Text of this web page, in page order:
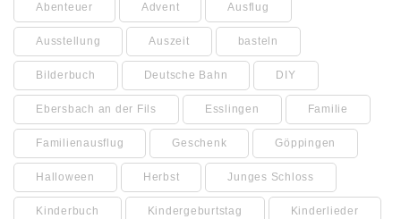
Abenteuer Advent Ausflug
Ausstellung Auszeit basteln
Bilderbuch Deutsche Bahn DIY
Ebersbach an der Fils Esslingen Familie
Familienausflug Geschenk Göppingen
Halloween Herbst Junges Schloss
Kinderbuch Kindergeburtstag Kinderlieder